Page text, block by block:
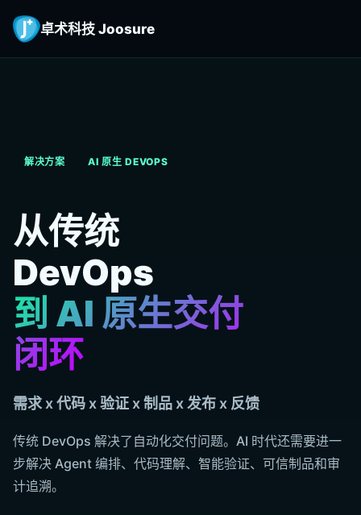
卓术科技 Joosure
解决方案 AI 原生 DEVOPS
从传统
DevOps
到 AI 原生交付
闭环
需求 x 代码 x 验证 x 制品 x 发布 x 反馈
传统 DevOps 解决了自动化交付问题。AI 时代还需要进一
步解决 Agent 编排、代码理解、智能验证、可信制品和审
计追溯。